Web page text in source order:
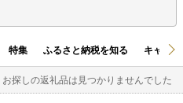
特集 ふるさと納税を知る キャン
お探しの返礼品は見つかりませんでした